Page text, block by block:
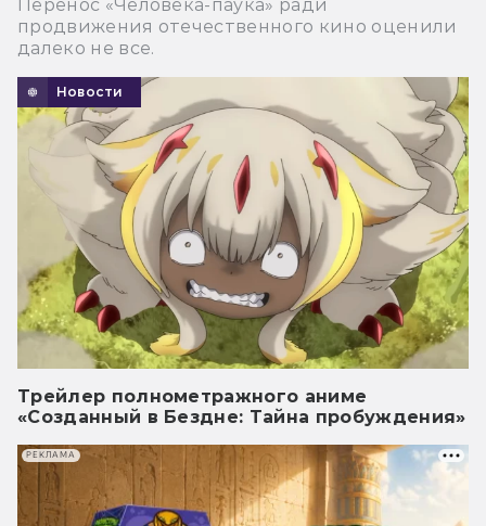
Перенос «Человека-паука» ради
продвижения отечественного кино оценили
далеко не все.
Новости
Трейлер полнометражного аниме
«Созданный в Бездне: Тайна пробуждения»
РЕКЛАМА